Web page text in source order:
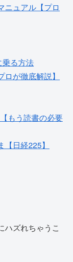
ニュアル【プロ
る方法
が徹底解説】
もう読書の必要
日経225】
ズれちゃうこ